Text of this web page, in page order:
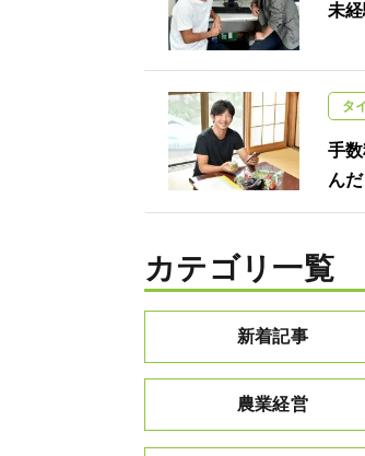
未
タ
手
ん
カテゴリ一覧
新着記事
農業経営